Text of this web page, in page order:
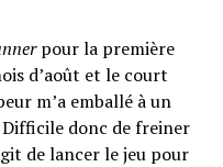
pour la première
d’août et le court
m’a emballé à un
Difficile donc de freiner
de lancer le jeu pour